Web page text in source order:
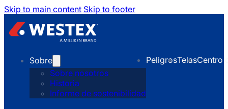
Skip to main content Skip to footer
Sobre
Sobre nosotros
Historia
Informe de sostenibilidad
PeligrosTelasCentro